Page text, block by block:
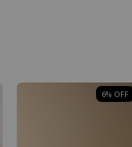
6% OFF